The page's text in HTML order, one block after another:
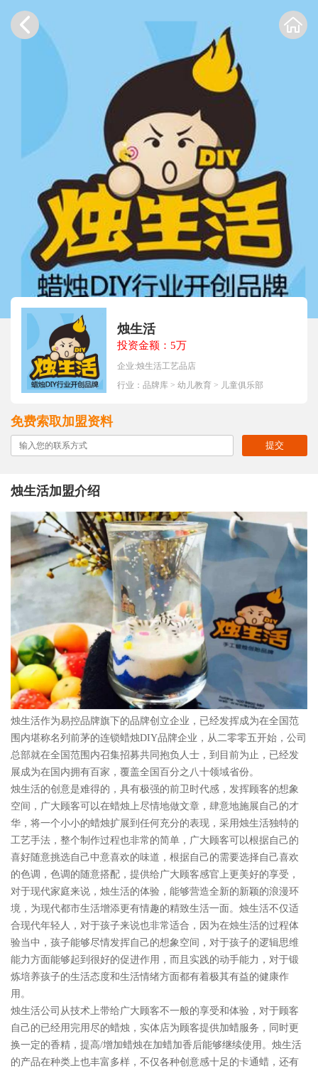
烛生活
投资金额：5万
企业:烛生活工艺品店
行业： 品牌库 > 幼儿教育 > 儿童俱乐部
免费索取加盟资料
提交
烛生活加盟介绍
烛生活作为易控品牌旗下的品牌创立企业，已经发挥成为在全国范
围内堪称名列前茅的连锁蜡烛DIY品牌企业，从二零零五开始，公司
总部就在全国范围内召集招募共同抱负人士，到目前为止，已经发
展成为在国内拥有百家，覆盖全国百分之八十领域省份。
烛生活的创意是难得的，具有极强的前卫时代感，发挥顾客的想象
空间，广大顾客可以在蜡烛上尽情地做文章，肆意地施展自己的才
华，将一个小小的蜡烛扩展到任何充分的表现，采用烛生活独特的
工艺手法，整个制作过程也非常的简单，广大顾客可以根据自己的
喜好随意挑选自己中意喜欢的味道，根据自己的需要选择自己喜欢
的色调，色调的随意搭配，提供给广大顾客感官上更美好的享受，
对于现代家庭来说，烛生活的体验，能够营造全新的新颖的浪漫环
境，为现代都市生活增添更有情趣的精致生活一面。烛生活不仅适
合现代年轻人，对于孩子来说也非常适合，因为在烛生活的过程体
验当中，孩子能够尽情发挥自己的想象空间，对于孩子的逻辑思维
能力方面能够起到很好的促进作用，而且实践的动手能力，对于锻
炼培养孩子的生活态度和生活情绪方面都有着极其有益的健康作
用。
烛生活公司从技术上带给广大顾客不一般的享受和体验，对于顾客
自己的已经用完用尽的蜡烛，实体店为顾客提供加蜡服务，同时更
换一定的香精，提高/增加蜡烛在加蜡加香后能够继续使用。烛生活
的产品在种类上也丰富多样，不仅各种创意感十足的卡通蜡，还有